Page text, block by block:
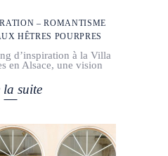
– ROMANTISME
HÊTRES POURPRES
d’inspiration à la Villa
en Alsace, une vision
la suite